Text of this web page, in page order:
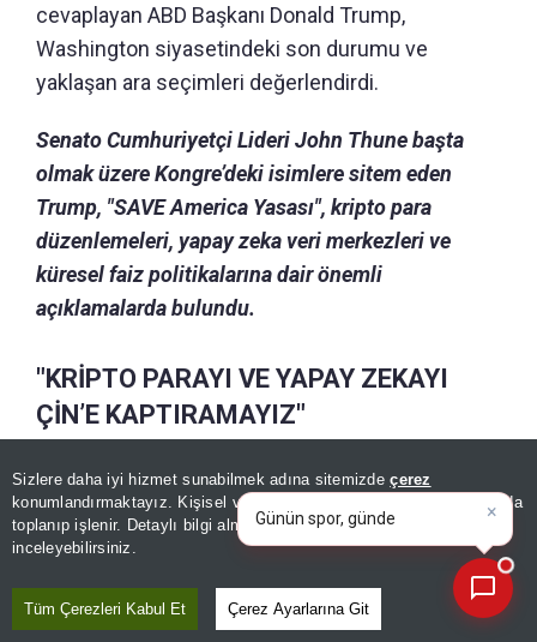
Sizlere daha iyi hizmet sunabilmek adına sitemizdeçerez
konumlandırmaktayız. Kişisel verileriniz, KVKK ve GDPR kapsamında
toplanıp işlenir. Detaylı bilgi almak içinAydınlatma Metnimizi
inceleyebilirsiniz.
Tüm Çerezleri Kabul Et Çerez Ayarlarına Git
cevaplayan ABD Başkanı Donald Trump,
Washington siyasetindeki son durumu ve
yaklaşan ara seçimleri değerlendirdi.
Senato Cumhuriyetçi Lideri John Thune başta
olmak üzere Kongre’deki isimlere sitem eden
Trump, "SAVE America Yasası", kripto para
düzenlemeleri, yapay zeka veri merkezleri ve
küresel faiz politikalarına dair önemli
açıklamalarda bulundu.
"KRİPTO PARAYI VE YAPAY ZEKAYI
ÇİN’E KAPTIRAMAYIZ"
Trump'ın açıklamalarından öne çıkan satırbaşları
şöyle:
"Çin'in kripto paraları ele geçirmesini istemiyoruz.
Çin'in yapay zeka alanında da başarılı olmasını
Günün spor, gündem ve
ekonomi gelişmelerini analiz
edin!|